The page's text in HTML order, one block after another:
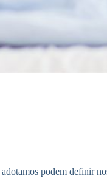
podem definir